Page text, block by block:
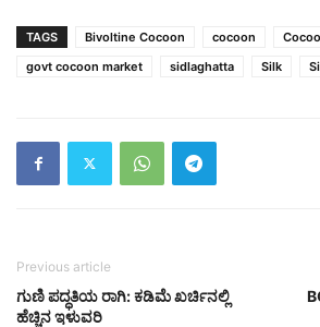
TAGS Bivoltine Cocoon cocoon
govt cocoon market
sidlaghatta Silk
Previous article
ಗುಣಿ ಪದ್ಧತಿಯ ರಾಗಿ: ಕಡಿಮೆ ಖರ್ಚಿನಲ್ಲಿ
ಹೆಚ್ಚಿನ ಇಳುವರಿ